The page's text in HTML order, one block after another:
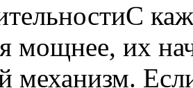
С
мощнее, их
механизм.